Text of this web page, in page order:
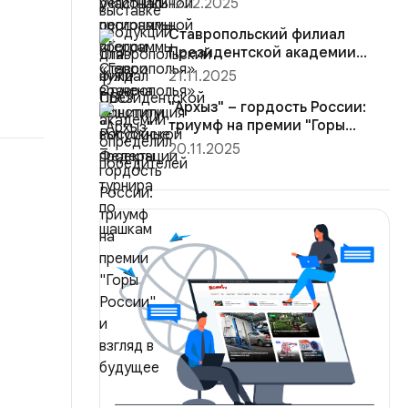
Конституция Ро...
12.12.2025
Ставропольский филиал
Президентской академии
определил победителей
турнира ...
21.11.2025
"Архыз" – гордость России:
триумф на премии "Горы
России"...
20.11.2025